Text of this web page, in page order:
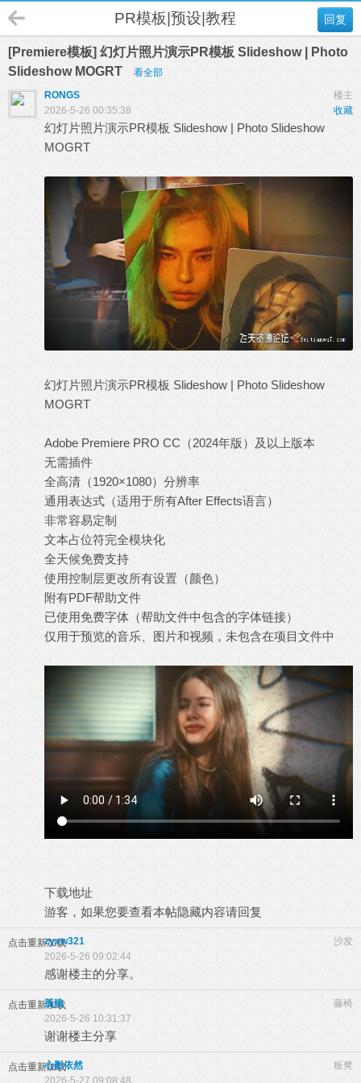
回复
PR模板|预设|教程
[Premiere模板] 幻灯片照片演示PR模板 Slideshow | Photo
Slideshow MOGRT
看全部
楼主
RONGS
收藏
2026-5-26 00:35:38
幻灯片照片演示PR模板 Slideshow | Photo Slideshow
MOGRT
幻灯片照片演示PR模板 Slideshow | Photo Slideshow
MOGRT
Adobe Premiere PRO CC（2024年版）及以上版本
无需插件
全高清（1920×1080）分辨率
通用表达式（适用于所有After Effects语言）
非常容易定制
文本占位符完全模块化
全天候免费支持
使用控制层更改所有设置（颜色）
附有PDF帮助文件
已使用免费字体 （帮助文件中包含的字体链接）
仅用于预览的音乐 、图片和视频，未包含在项目文件中
下载地址
游客，如果您要查看本帖隐藏内容请回复
点击重新加载 沙发
zyxw321
2026-5-26 09:02:44
感谢楼主的分享。
点击重新加载 藤椅
孤狼
2026-5-26 10:31:37
谢谢楼主分享
点击重新加载 板凳
心影依然
2026-5-27 09:08:48